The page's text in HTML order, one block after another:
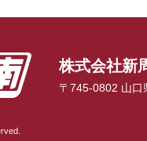
株式会社新
〒745-0802 山口